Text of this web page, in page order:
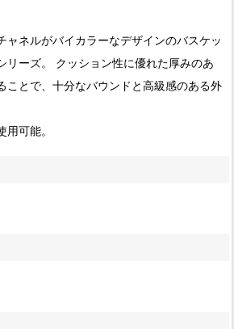
ャネルがバイカラーなデザインのバスケッ
リーズ。 クッション性に優れた厚みのあ
ことで、十分なバウンドと高級感のある外
可能。